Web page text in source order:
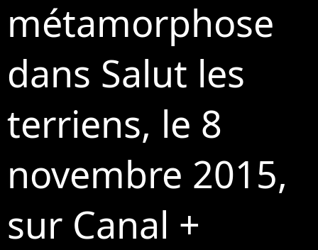
métamorphose
dans Salut les
terriens, le 8
novembre 2015,
sur Canal +